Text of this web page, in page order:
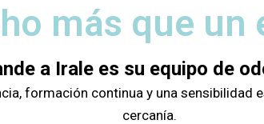
más que un
a Irale es su equipo de
formación continua y una sensibilidad
cercanía.